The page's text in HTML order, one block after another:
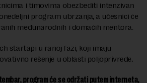
i timovima obezbediti intenzivan
program ubrzanja, a učesnici će
međunarodnih i domaćih mentora.
startapi u ranoj fazi, koji imaju
rešenje u oblasti poljoprivrede.
program će se održati putem interneta,